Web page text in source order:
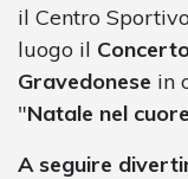
il Centro
luogo il
Gravedonese in
"Natale nel
A seguire